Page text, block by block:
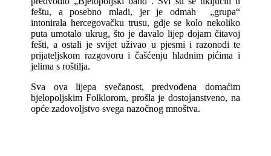
feštu, a posebno mladi, jer je odmah „grupa“
intonirala hercegovačku trusu, gdje se kolo nekoliko
puta umotalo ukrug, što je davalo lijep dojam čitavoj
fešti, a ostali je svijet uživao u pjesmi i razonodi te
prijateljskom razgovoru i čašćenju hladnim pićima i
jelima s roštilja.
Sva ova lijepa svečanost, predvođena domaćim
bjelopoljskim Folklorom, prošla je dostojanstveno, na
opće zadovoljstvo svega nazočnog mnoštva.